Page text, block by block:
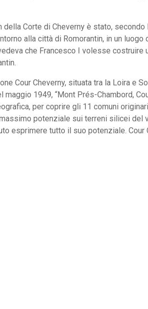
Corte di Cheverny è stato,
alla città di Romorantin, in un luogo
che Francesco I volesse costruire
Cour Cheverny, situata tra la Loira e
1949, “Mont Prés-Chambord,
per coprire gli 11 comuni
potenziale sui terreni silicei del
esprimere tutto il suo potenziale. Cour